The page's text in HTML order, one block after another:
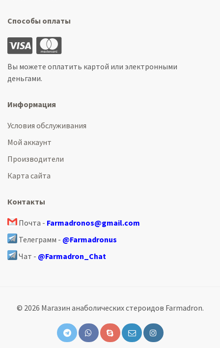
Способы оплаты
Вы можете оплатить картой или электронными
деньгами.
Информация
Условия обслуживания
Мой аккаунт
Производители
Карта сайта
Контакты
Почта - Farmadronos@gmail.com
Телеграмм - @Farmadronus
Чат - @Farmadron_Chat
© 2026 Магазин анаболических стероидов Farmadron.